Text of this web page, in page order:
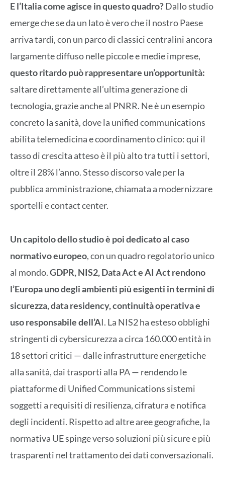
E l’Italia come agisce in questo quadro?Dallo studio
emerge che se da un lato è vero che il nostro Paese
arriva tardi, con un parco di classici centralini ancora
largamente diffuso nelle piccole e medie imprese,
questo ritardo può rappresentare un’opportunità:
saltare direttamente all’ultima generazione di
tecnologia, grazie anche al PNRR. Ne è un esempio
concreto la sanità, dove la unified communications
abilita telemedicina e coordinamento clinico: qui il
tasso di crescita atteso è il più alto tra tutti i settori,
oltre il 28% l’anno. Stesso discorso vale per la
pubblica amministrazione, chiamata a modernizzare
sportelli e contact center.
Un capitolo dello studio è poi dedicato al caso
normativo europeo, con un quadro regolatorio unico
al mondo.GDPR, NIS2, Data Act e AI Act rendono
l’Europa uno degli ambienti più esigenti in termini di
sicurezza, data residency, continuità operativa e
uso responsabile dell’AI. La NIS2 ha esteso obblighi
stringenti di cybersicurezza a circa 160.000 entità in
18 settori critici — dalle infrastrutture energetiche
alla sanità, dai trasporti alla PA — rendendo le
piattaforme di Unified Communications sistemi
soggetti a requisiti di resilienza, cifratura e notifica
degli incidenti. Rispetto ad altre aree geografiche, la
normativa UE spinge verso soluzioni più sicure e più
trasparenti nel trattamento dei dati conversazionali.